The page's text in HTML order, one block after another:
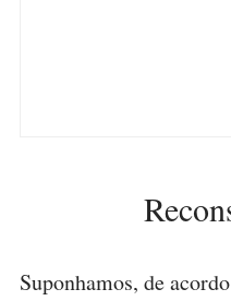
Suponhamos, de